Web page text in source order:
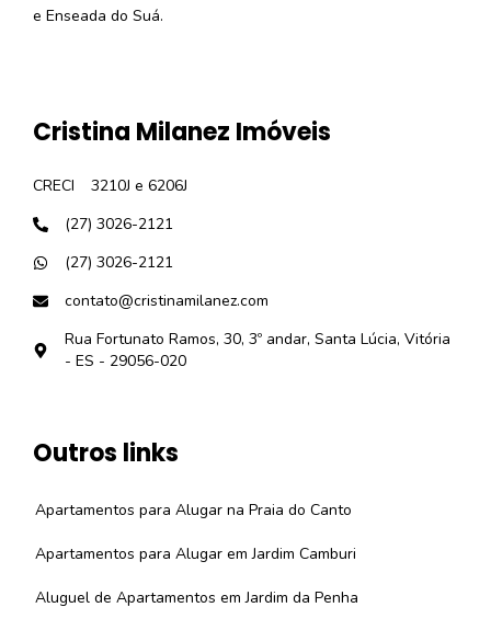
e Enseada do Suá.
Cristina Milanez Imóveis
CRECI
3210J e 6206J
(27) 3026-2121
(27) 3026-2121
contato@cristinamilanez.com
Rua Fortunato Ramos, 30, 3º andar, Santa Lúcia, Vitória
- ES - 29056-020
Outros links
Apartamentos para Alugar na Praia do Canto
Apartamentos para Alugar em Jardim Camburi
Aluguel de Apartamentos em Jardim da Penha